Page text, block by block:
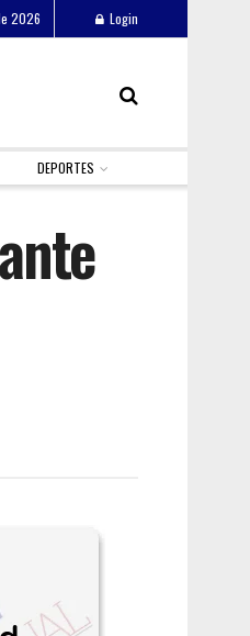
2026 Login
DEPORTES